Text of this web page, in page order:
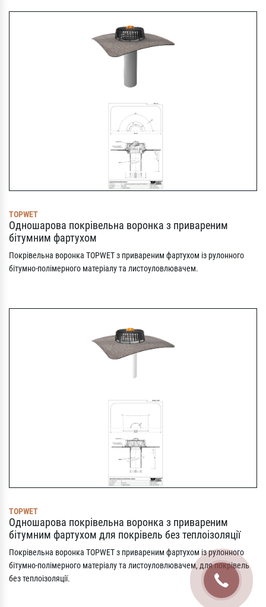
TOPWET
Одношарова покрівельна воронка з привареним
бітумним фартухом
Покрівельна воронка TOPWET з привареним фартухом із рулонного
бітумно-полімерного матеріалу та листоуловлювачем.
TOPWET
Одношарова покрівельна воронка з привареним
бітумним фартухом для покрівель без теплоізоляції
Покрівельна воронка TOPWET з привареним фартухом із рулонного
бітумно-полімерного матеріалу та листоуловлювачем, для покрівель
без теплоізоляції.